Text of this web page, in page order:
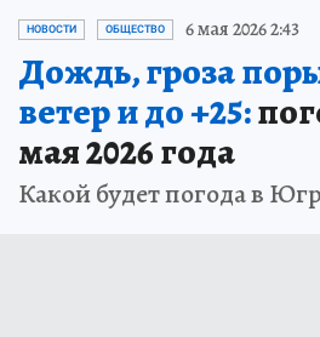
НОВОСТИ ОБЩЕСТВО 6 мая 2026 2:43
Дождь, гроза
ветер и до +25:
мая 2026 года
Какой будет погода в